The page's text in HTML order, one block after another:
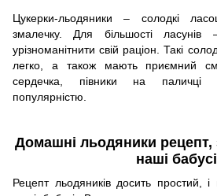
Цукерки-льодяники – солодкі
змалечку. Для більшості
урізноманітнити свій раціон. Такі
легко, а також мають приємний
сердечка, півники на паличці
популярністю.
Домашні льодяники рецепт,
наші бабусі
Рецепт льодяників досить простий,